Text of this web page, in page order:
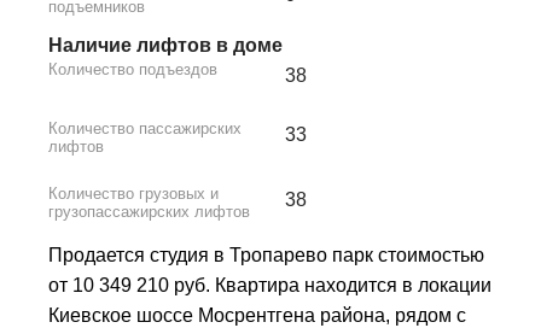
подъемников
Наличие лифтов в доме
Количество подъездов 38
Количество пассажирских
лифтов
33
Количество грузовых и
грузопассажирских лифтов
38
Продается студия в Тропарево парк стоимостью
от 10 349 210 руб. Квартира находится в локации
Киевское шоссе Мосрентгена района, рядом с